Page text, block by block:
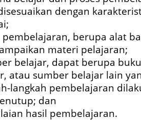
dengan
pembelajaran, berupa alat
materi pelajaran;
belajar, dapat berupa
atau sumber belajar lain
langkah pembelajaran
dan
hasil pembelajaran.